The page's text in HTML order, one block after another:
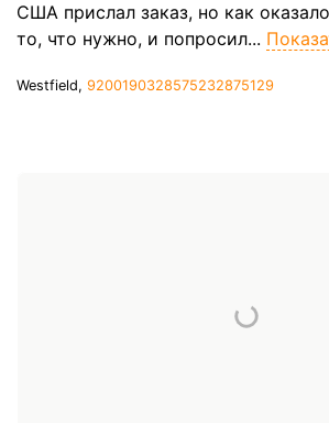
США прислал заказ, но как
то, что нужно, и попросил...
Westfield, 9200190328575232875129